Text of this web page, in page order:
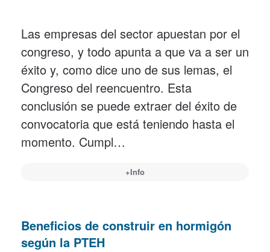
Las empresas del sector apuestan por el
congreso, y todo apunta a que va a ser un
éxito y, como dice uno de sus lemas, el
Congreso del reencuentro. Esta
conclusión se puede extraer del éxito de
convocatoria que está teniendo hasta el
momento. Cumpl…
+Info
Beneficios de construir en hormigón
según la PTEH